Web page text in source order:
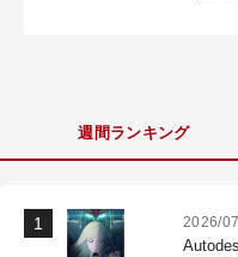
週間ランキング
2026/